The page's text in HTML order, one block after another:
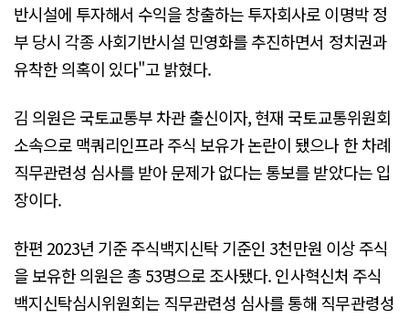
반시설에 투자해서 수익을 창출하는 투자회사로 이명박 정
부 당시 각종 사회기반시설 민영화를 추진하면서 정치권과
유착한 의혹이 있다"고 밝혔다.
김 의원은 국토교통부 차관 출신이자, 현재 국토교통위원회
소속으로 맥쿼리인프라 주식 보유가 논란이 됐으나 한 차례
직무관련성 심사를 받아 문제가 없다는 통보를 받았다는 입
장이다.
한편 2023년 기준 주식백지신탁 기준인 3천만원 이상 주식
을 보유한 의원은 총 53명으로 조사됐다. 인사혁신처 주식
백지신탁심시위원회는 직무관련성 심사를 통해 직무관령성